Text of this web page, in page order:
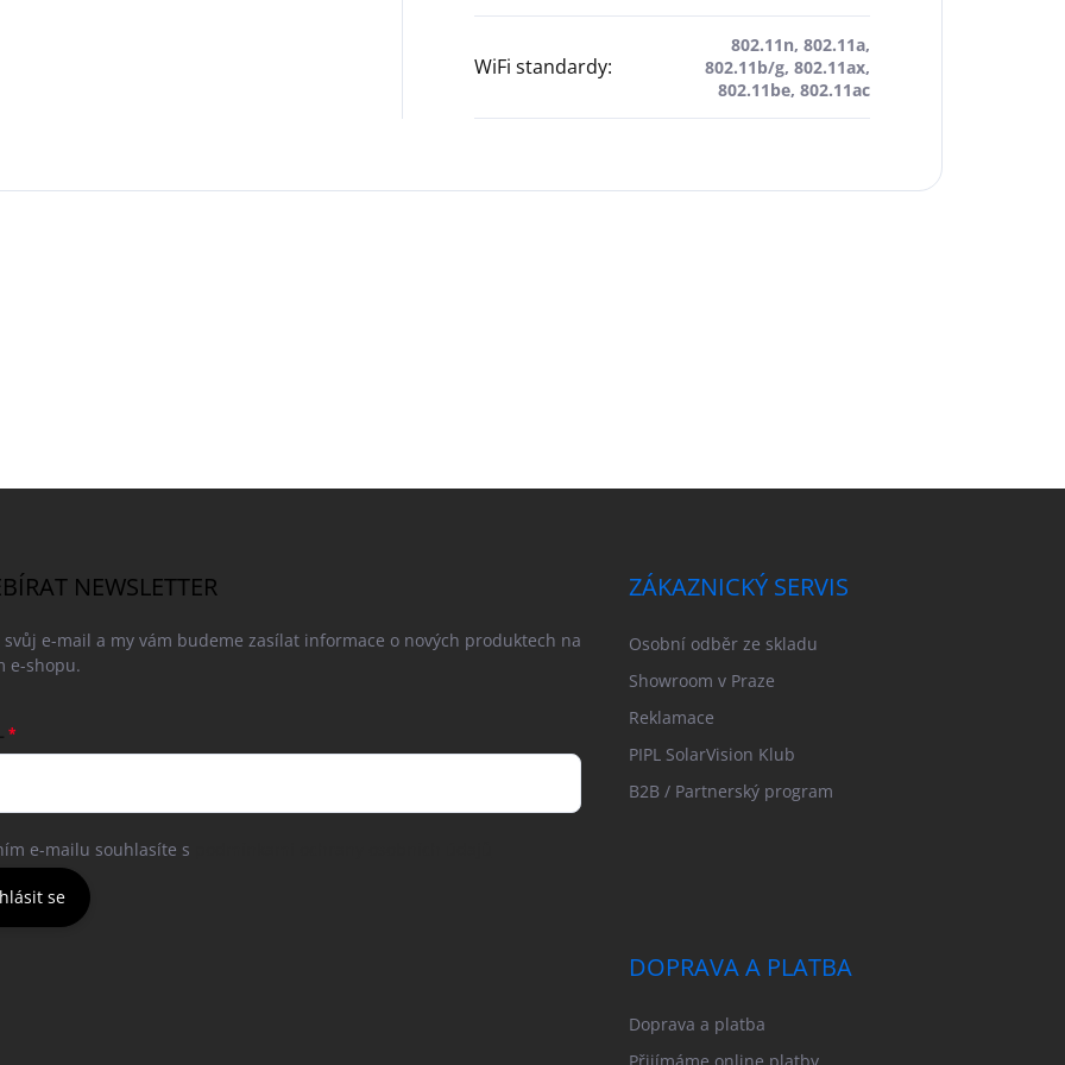
WiFi standardy:
802.11n, 802.11a,
802.11b/g, 802.11ax,
802.11be, 802.11ac
NEWSLETTER
svůj e-mail a my vám budeme zasílat informace o nových produktech na
e-shopu.
e-mailu souhlasíte s
se
ZÁKAZNICKÝ SERVIS
Osobní odběr ze skladu
Showroom v Praze
Reklamace
PIPL SolarVision Klub
B2B / Partnerský program
DOPRAVA A PLATBA
Doprava a platba